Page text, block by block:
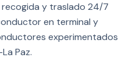
recogida y traslado 24/7
en terminal y
experimentados
Paz.